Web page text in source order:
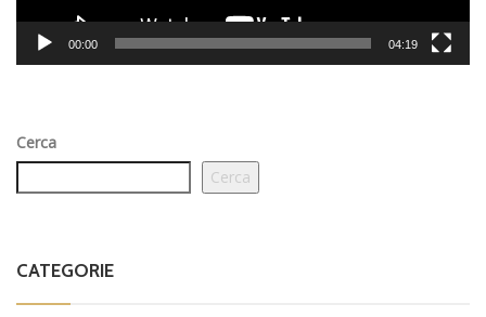
00:00 04:19
Cerca
Cerca
CATEGORIE